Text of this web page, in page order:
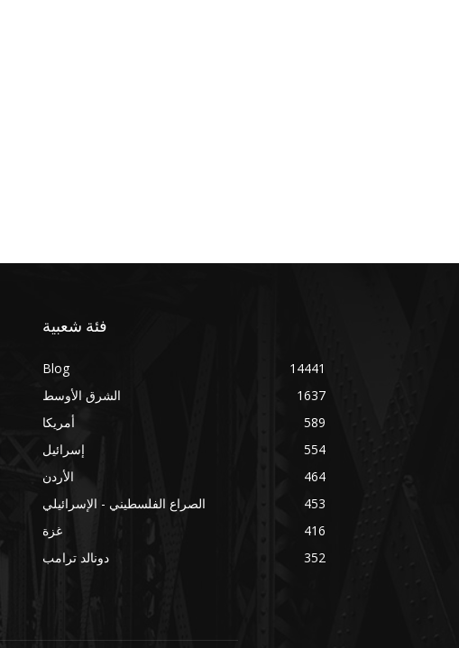
فئة شعبية
Blog
14441
الشرق الأوسط
1637
أمريكا
589
إسرائيل
554
الأردن
464
الصراع الفلسطيني - الإسرائيلي
453
غزة
416
دونالد ترامب
352